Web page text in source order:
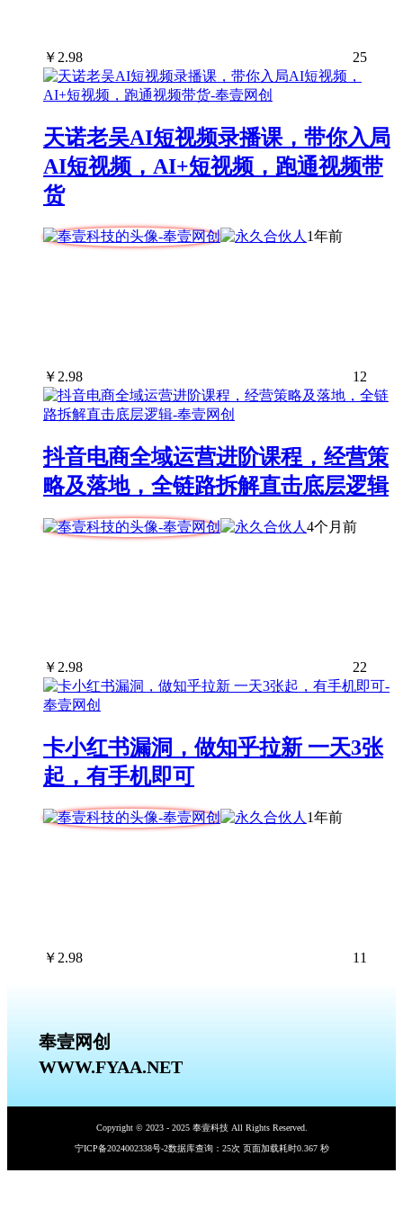
￥ 2.98 25
天诺老吴AI短视频录播课，带你入局
AI短视频，AI+短视频，跑通视频带
货
1年前
￥ 2.98 12
抖音电商全域运营进阶课程，经营策
略及落地，全链路拆解直击底层逻辑
4个月前
￥ 2.98 22
卡小红书漏洞，做知乎拉新 一天3张
起，有手机即可
1年前
￥ 2.98 11
奉壹网创
WWW.FYAA.NET
Copyright © 2023 - 2025 奉壹科技 All Rights Reserved.
宁ICP备2024002338号-2数据库查询：25次 页面加载耗时0.367 秒